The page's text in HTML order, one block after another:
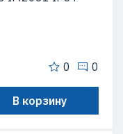
0 0
В корзину